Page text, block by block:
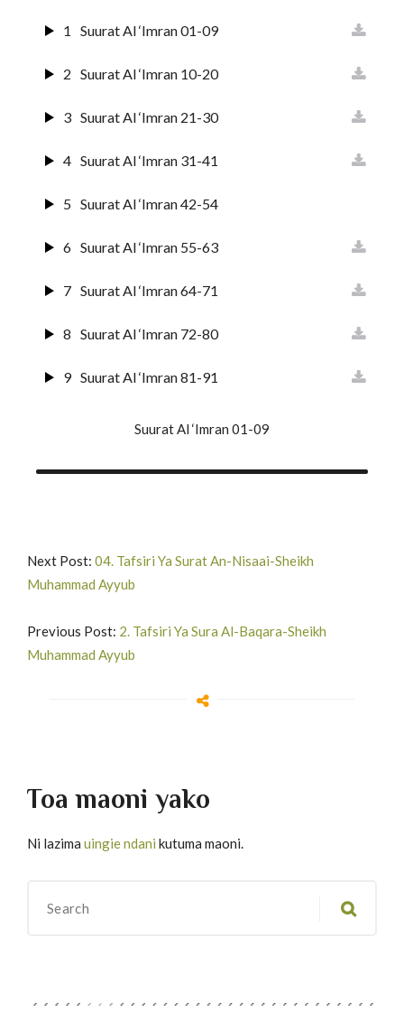
1 Suurat Al ‘Imran 01-09
2 Suurat Al ‘Imran 10-20
3 Suurat Al ‘Imran 21-30
4 Suurat Al ‘Imran 31-41
5 Suurat Al ‘Imran 42-54
6 Suurat Al ‘Imran 55-63
7 Suurat Al ‘Imran 64-71
8 Suurat Al ‘Imran 72-80
9 Suurat Al ‘Imran 81-91
Suurat Al ‘Imran 92-101
14 Suurat Al ‘Imran 130-143
15 Suurat Al ‘Imran 144-148
19 Suurat Al ‘Imran 181-189
20 Suurat Al ‘Imran 190-200
Suurat Al ‘Imran 01-09
Next Post: 04. Tafsiri Ya Surat An-Nisaai-Sheikh
Muhammad Ayyub
Previous Post: 2. Tafsiri Ya Sura Al-Baqara-Sheikh
Muhammad Ayyub
Toa maoni yako
Ni lazima uingie ndani kutuma maoni.